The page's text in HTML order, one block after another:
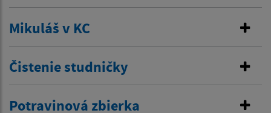
Mikuláš v KC
Čistenie studničky
Potravinová zbierka